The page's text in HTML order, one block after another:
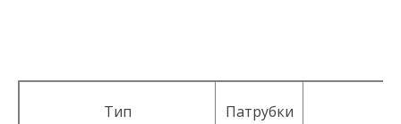
Тип Патрубки